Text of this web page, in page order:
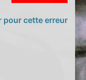
pour cette erreur